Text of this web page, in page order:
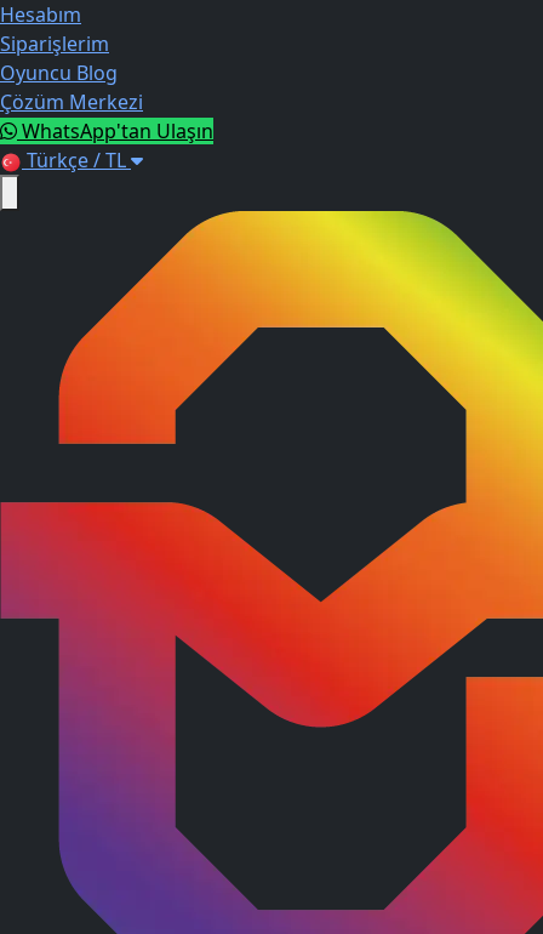
Hesabım
Siparişlerim
Oyuncu Blog
Çözüm Merkezi
WhatsApp'tan Ulaşın
Türkçe / TL